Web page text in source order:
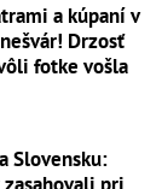
a kúpaní v
Drzosť
fotke vošla
Slovensku: